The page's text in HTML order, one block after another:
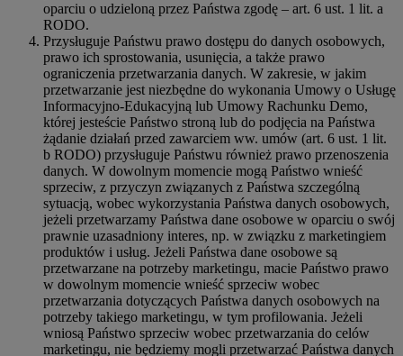
oparciu o udzieloną przez Państwa zgodę – art. 6 ust. 1 lit. a
RODO.
Przysługuje Państwu prawo dostępu do danych osobowych,
prawo ich sprostowania, usunięcia, a także prawo
ograniczenia przetwarzania danych. W zakresie, w jakim
przetwarzanie jest niezbędne do wykonania Umowy o Usługę
Informacyjno-Edukacyjną lub Umowy Rachunku Demo,
której jesteście Państwo stroną lub do podjęcia na Państwa
żądanie działań przed zawarciem ww. umów (art. 6 ust. 1 lit.
b RODO) przysługuje Państwu również prawo przenoszenia
danych. W dowolnym momencie mogą Państwo wnieść
sprzeciw, z przyczyn związanych z Państwa szczególną
sytuacją, wobec wykorzystania Państwa danych osobowych,
jeżeli przetwarzamy Państwa dane osobowe w oparciu o swój
prawnie uzasadniony interes, np. w związku z marketingiem
produktów i usług. Jeżeli Państwa dane osobowe są
przetwarzane na potrzeby marketingu, macie Państwo prawo
w dowolnym momencie wnieść sprzeciw wobec
przetwarzania dotyczących Państwa danych osobowych na
potrzeby takiego marketingu, w tym profilowania. Jeżeli
wniosą Państwo sprzeciw wobec przetwarzania do celów
marketingu, nie będziemy mogli przetwarzać Państwa danych